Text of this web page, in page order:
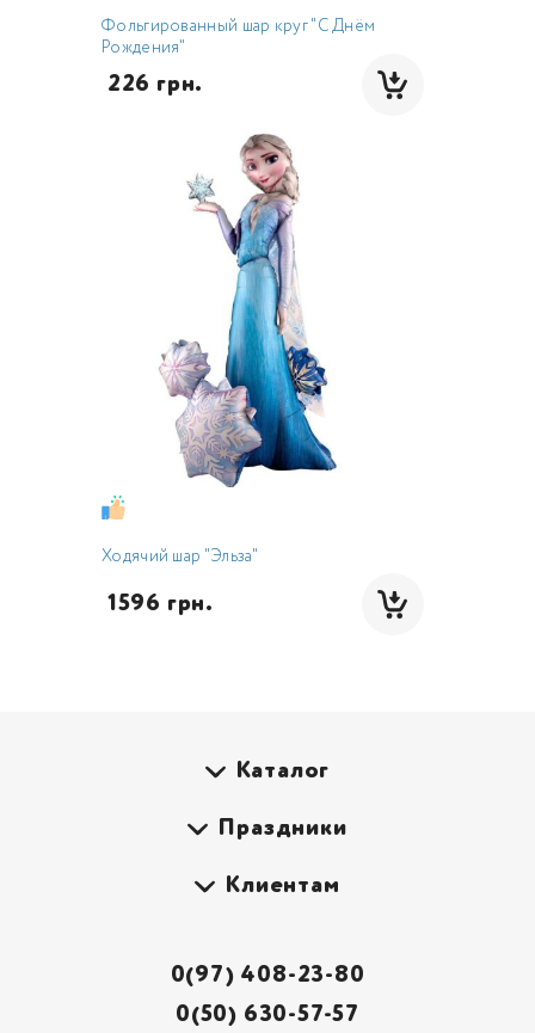
Фольгированный шар круг "С Днём
Рождения"
226 грн.
Ходячий шар "Эльза"
1596 грн.
Каталог
Праздники
Клиентам
0(97) 408-23-80
0(50) 630-57-57